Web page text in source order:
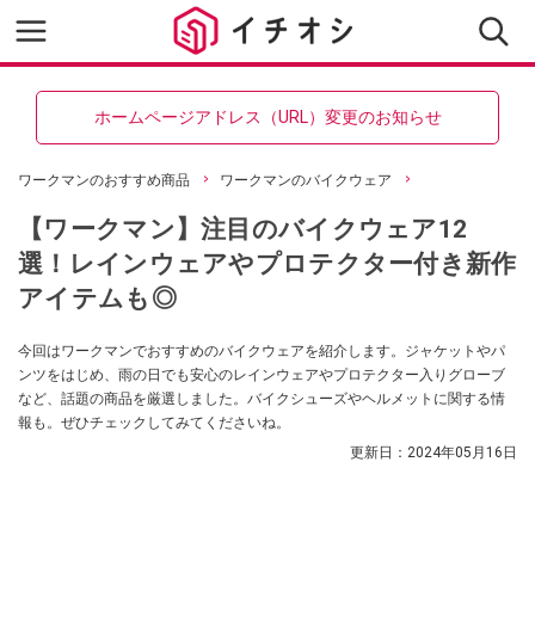
ホームページアドレス（URL）変更のお知らせ
ワークマンのおすすめ商品 ワークマンのバイクウェア
【ワークマン】注目のバイクウェア12
選！レインウェアやプロテクター付き新作
アイテムも◎
今回はワークマンでおすすめのバイクウェアを紹介します。ジャケットやパ
ンツをはじめ、雨の日でも安心のレインウェアやプロテクター入りグローブ
など、話題の商品を厳選しました。バイクシューズやヘルメットに関する情
報も。ぜひチェックしてみてくださいね。
更新日： 2024年05月16日